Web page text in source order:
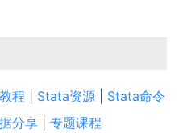
程 Stata资源| Stata命令
分享| 专题课程